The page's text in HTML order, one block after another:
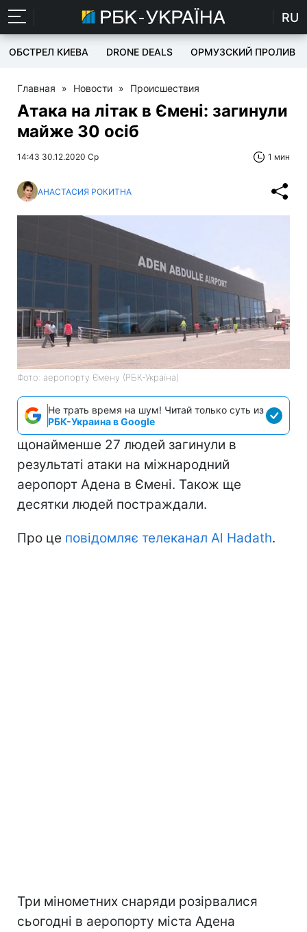
RU
ОБСТРЕЛ КИЕВА DRONE DEALS ОРМУЗСКИЙ ПРОЛИВ
Главная » Новости » Происшествия
Атака на літак в Ємені: загинули
майже 30 осіб
14:43 30.12.2020 Ср 1 мин
АНАСТАСИЯ РОКИТНА
Фото: аеропорту Ємену (РБК-Україна)
Не трать время на шум! Читай только суть из
РБК-Украина в Google
щонайменше 27 людей загинули в
результаті атаки на міжнародний
аеропорт Адена в Ємені. Також ще
десятки людей постраждали.
Про це повідомляє телеканал Al Hadath.
Три мінометних снаряди розірвалися
сьогодні в аеропорту міста Адена